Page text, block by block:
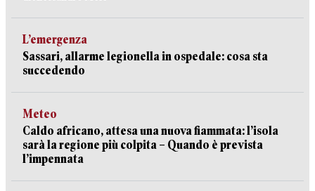
L’emergenza
Sassari, allarme legionella in ospedale: cosa sta
succedendo
Meteo
Caldo africano, attesa una nuova fiammata: l’isola
sarà la regione più colpita – Quando è prevista
l’impennata